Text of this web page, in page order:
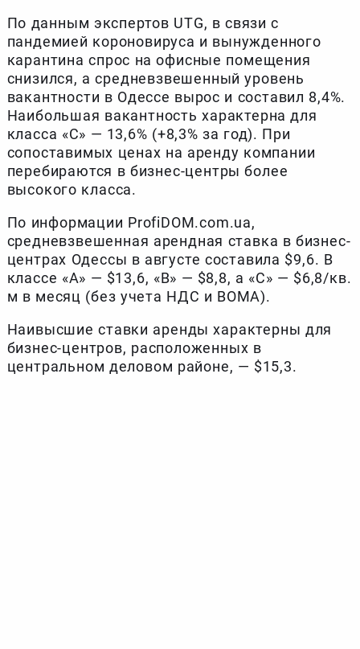
По данным экспертов UTG, в связи с
пандемией короновируса и вынужденного
карантина спрос на офисные помещения
снизился, а средневзвешенный уровень
вакантности в Одессе вырос и составил 8,4%.
Наибольшая вакантность характерна для
класса «С» — 13,6% (+8,3% за год). При
сопоставимых ценах на аренду компании
перебираются в бизнес-центры более
высокого класса.
По информации ProfiDOM.com.ua,
средневзвешенная арендная ставка в бизнес-
центрах Одессы в августе составила $9,6. В
классе «А» — $13,6, «В» — $8,8, а «С» — $6,8/кв.
м в месяц (без учета НДС и BOMA).
Наивысшие ставки аренды характерны для
бизнес-центров, расположенных в
центральном деловом районе, — $15,3.